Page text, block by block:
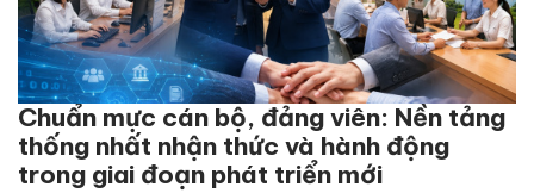
Chuẩn mực cán bộ, đảng viên: Nền tảng
thống nhất nhận thức và hành động
trong giai đoạn phát triển mới